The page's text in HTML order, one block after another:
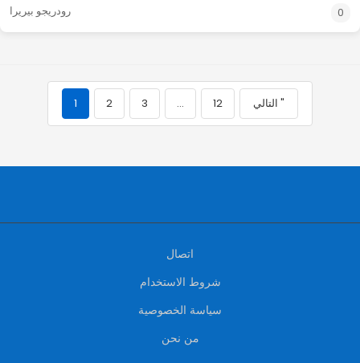
رودريجو بيريرا 0
1 2 3 … 12 التالي "
اتصال
شروط الاستخدام
سياسة الخصوصية
من نحن